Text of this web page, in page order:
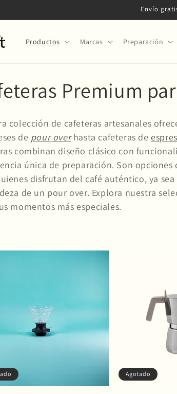
Envío
Productos Marcas Preparación
Premium
colección de cafeteras artesanales
de pour over hasta cafeteras de
combinan diseño clásico con
única de preparación. Son
disfrutan del café auténtico, ya
de un pour over. Explora nuestra
momentos más especiales.
Agotado